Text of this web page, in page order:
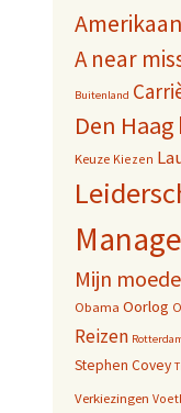
Amerikaan
A near
Buitenland
Den Haag
Keuze Kiezen
Mijn
Obama Oorlog
Reizen
Stephen Covey
Verkiezingen